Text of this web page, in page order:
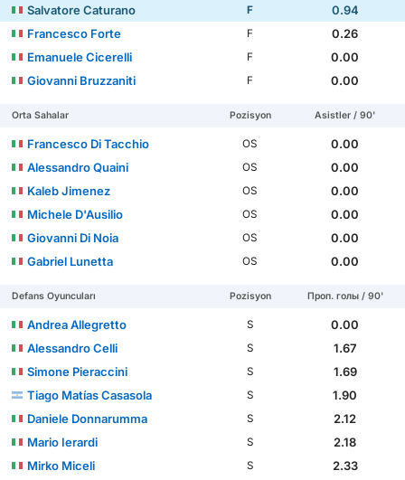
Salvatore Caturano F
0.94
Francesco Forte
F
0.26
Emanuele Cicerelli
F
0.00
Giovanni Bruzzaniti
F 0.00
Orta Sahalar Pozisyon Asistler / 90'
Francesco Di Tacchio OS
0.00
Alessandro Quaini
OS
0.00
Kaleb Jimenez
OS
0.00
Michele D'Ausilio
OS
0.00
Giovanni Di Noia
OS
0.00
Gabriel Lunetta
OS 0.00
Defans Oyuncuları Pozisyon Проп. голы / 90'
Andrea Allegretto S
0.00
Alessandro Celli
S
1.67
Simone Pieraccini
S
1.69
Tiago Matías Casasola
S
1.90
Daniele Donnarumma
S
2.12
Mario Ierardi
S
2.18
Mirko Miceli
S
2.33